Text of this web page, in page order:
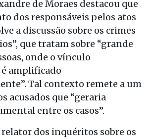
de Moraes destacou que
dos responsáveis pelos atos
a discussão sobre os crimes
que tratam sobre “grande
onde o vínculo
amplificado
Tal contexto remete a um
acusados que “geraria
entre os casos”.
dos inquéritos sobre os